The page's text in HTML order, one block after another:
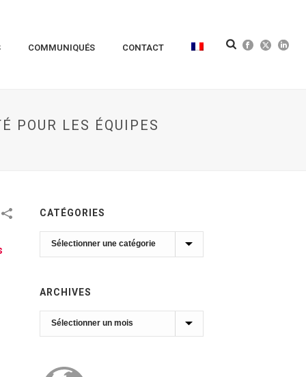
COMMUNIQUÉS CONTACT
POUR LES ÉQUIPES
CATÉGORIES
Catégories
ARCHIVES
Archives